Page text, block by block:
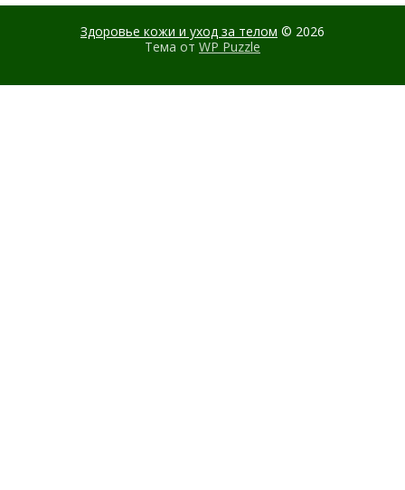
Здоровье кожи и уход за телом © 2026
Тема от WP Puzzle